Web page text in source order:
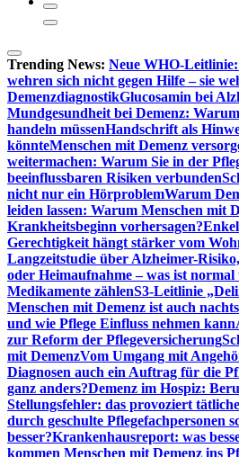
Trending News: Neue WHO-
wehren sich nicht gegen Hilfe – sie
DemenzdiagnostikGlucosamin bei
Mundgesundheit bei Demenz:
handeln müssenHandschrift als
könnteMenschen mit Demenz
weitermachen: Warum Sie in der
beeinflussbaren Risiken verbunden
nicht nur ein HörproblemWarum
leiden lassen: Warum Menschen mit
Krankheitsbeginn vorhersagen?
Gerechtigkeit hängt stärker vom
Langzeitstudie über Alzheimer-
oder Heimaufnahme – was ist
Medikamente zählenS3-Leitlinie
Menschen mit Demenz ist auch
und wie Pflege Einfluss nehmen kann
zur Reform der Pflegeversicherung
mit DemenzVom Umgang mit
Diagnosen auch ein Auftrag für die
ganz anders?Demenz im Hospiz:
Stellungsfehler: das provoziert
durch geschulte Pflegefachpersonen
besser?Krankenhausreport: was
kommen Menschen mit Demenz ins